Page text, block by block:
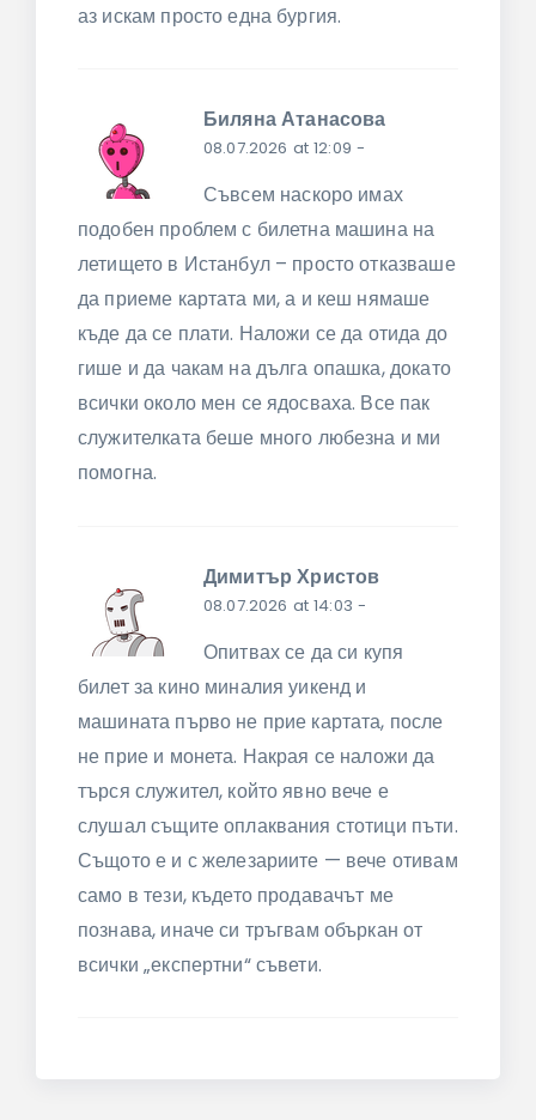
аз искам просто една бургия.
Биляна Атанасова
08.07.2026 at 12:09-
Съвсем наскоро имах
подобен проблем с билетна машина на
летището в Истанбул – просто отказваше
да приеме картата ми, а и кеш нямаше
къде да се плати. Наложи се да отида до
гише и да чакам на дълга опашка, докато
всички около мен се ядосваха. Все пак
служителката беше много любезна и ми
помогна.
Димитър Христов
08.07.2026 at 14:03-
Опитвах се да си купя
билет за кино миналия уикенд и
машината първо не прие картата, после
не прие и монета. Накрая се наложи да
търся служител, който явно вече е
слушал същите оплаквания стотици пъти.
Същото е и с железариите — вече отивам
само в тези, където продавачът ме
познава, иначе си тръгвам объркан от
всички „експертни“ съвети.